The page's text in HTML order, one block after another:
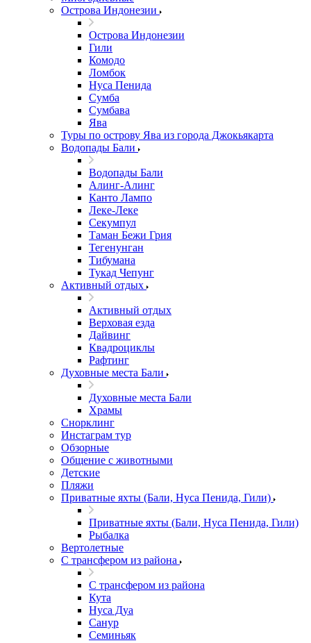
Острова Индонезии
Острова Индонезии
Гили
Комодо
Ломбок
Нуса Пенида
Сумба
Сумбава
Ява
Туры по острову Ява из города Джокьякарта
Водопады Бали
Водопады Бали
Алинг-Алинг
Канто Лампо
Леке-Леке
Секумпул
Таман Бежи Грия
Тегенунган
Тибумана
Тукад Чепунг
Активный отдых
Активный отдых
Верховая езда
Дайвинг
Квадроциклы
Рафтинг
Духовные места Бали
Духовные места Бали
Храмы
Снорклинг
Инстаграм тур
Обзорные
Общение с животными
Детские
Пляжи
Приватные яхты (Бали, Нуса Пенида, Гили)
Приватные яхты (Бали, Нуса Пенида, Гили)
Рыбалка
Вертолетные
С трансфером из района
С трансфером из района
Кута
Нуса Дуа
Санур
Семиньяк